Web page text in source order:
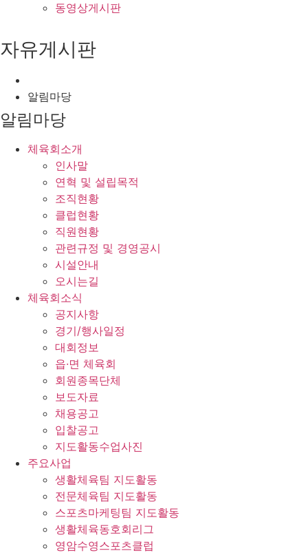
동영상게시판
자유게시판
알림마당
알림마당
체육회소개
인사말
연혁 및 설립목적
조직현황
클럽현황
직원현황
관련규정 및 경영공시
시설안내
오시는길
체육회소식
공지사항
경기/행사일정
대회정보
읍·면 체육회
회원종목단체
보도자료
채용공고
입찰공고
지도활동수업사진
주요사업
생활체육팀 지도활동
전문체육팀 지도활동
스포츠마케팅팀 지도활동
생활체육동호회리그
영암수영스포츠클럽